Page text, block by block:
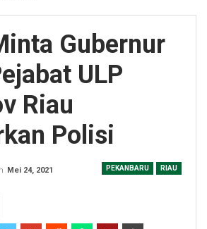
Gubernur
ULP
Riau
Polisi
PEKANBARU RIAU
Mei 24, 2021